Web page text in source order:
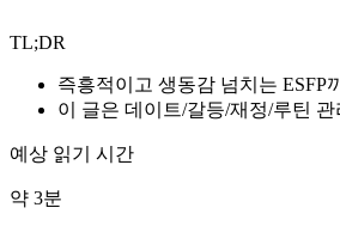
TL;DR
즉흥적이고 생동감 넘치는 ESFP
이 글은 데이트/갈등/재정/루틴
예상 읽기 시간
약 3분